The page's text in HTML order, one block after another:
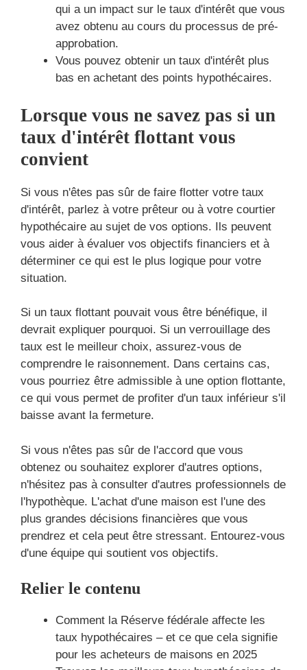
qui a un impact sur le taux d'intérêt que vous
avez obtenu au cours du processus de pré-
approbation.
Vous pouvez obtenir un taux d'intérêt plus
bas en achetant des points hypothécaires.
Lorsque vous ne savez pas si un
taux d'intérêt flottant vous
convient
Si vous n'êtes pas sûr de faire flotter votre taux
d'intérêt, parlez à votre prêteur ou à votre courtier
hypothécaire au sujet de vos options. Ils peuvent
vous aider à évaluer vos objectifs financiers et à
déterminer ce qui est le plus logique pour votre
situation.
Si un taux flottant pouvait vous être bénéfique, il
devrait expliquer pourquoi. Si un verrouillage des
taux est le meilleur choix, assurez-vous de
comprendre le raisonnement. Dans certains cas,
vous pourriez être admissible à une option flottante,
ce qui vous permet de profiter d'un taux inférieur s'il
baisse avant la fermeture.
Si vous n'êtes pas sûr de l'accord que vous
obtenez ou souhaitez explorer d'autres options,
n'hésitez pas à consulter d'autres professionnels de
l'hypothèque. L'achat d'une maison est l'une des
plus grandes décisions financières que vous
prendrez et cela peut être stressant. Entourez-vous
d'une équipe qui soutient vos objectifs.
Relier le contenu
Comment la Réserve fédérale affecte les
taux hypothécaires – et ce que cela signifie
pour les acheteurs de maisons en 2025